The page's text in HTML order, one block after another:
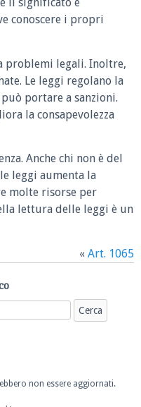
conoscere i propri
problemi legali. Inoltre,
Le leggi regolano la
portare a sanzioni.
la consapevolezza
Anche chi non è del
leggi aumenta la
molte risorse per
lettura delle leggi è un
« Art. 1065
non essere aggiornati.